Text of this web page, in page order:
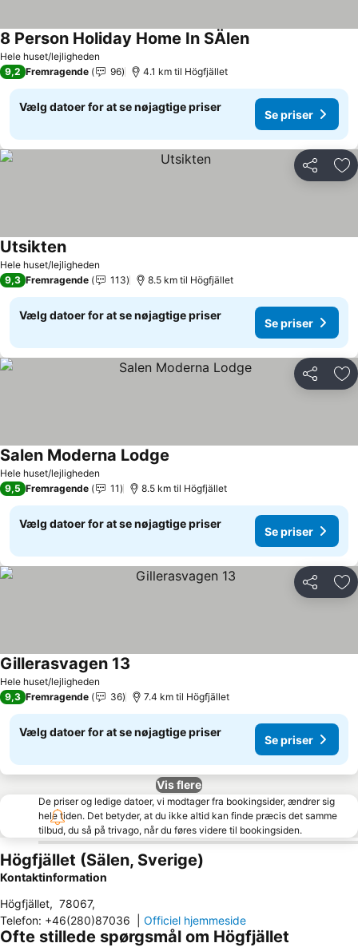
Hele huset/lejligheden
8 Person Holiday Home In SÄlen
9,2 Fremragende 96 4.1 km til Högfjället
Vælg datoer for at se nøjagtige priser
Se priser
Del
Hele huset/lejligheden
Utsikten
9,3 Fremragende 113 8.5 km til Högfjället
Vælg datoer for at se nøjagtige priser
Se priser
Del
Hele huset/lejligheden
Salen Moderna Lodge
9,5 Fremragende 11 8.5 km til Högfjället
Vælg datoer for at se nøjagtige priser
Se priser
Del
Hele huset/lejligheden
Gillerasvagen 13
9,3 Fremragende 36 7.4 km til Högfjället
Vælg datoer for at se nøjagtige priser
Se priser
Vis flere
De priser og ledige datoer, vi modtager fra bookingsider, ændrer sig
hele tiden. Det betyder, at du ikke altid kan finde præcis det samme
tilbud, du så på trivago, når du føres videre til bookingsiden.
Högfjället (Sälen, Sverige)
Kontaktinformation
Högfjället, 78067,
Telefon: +46(280)87036 Officiel hjemmeside
Ofte stillede spørgsmål om Högfjället